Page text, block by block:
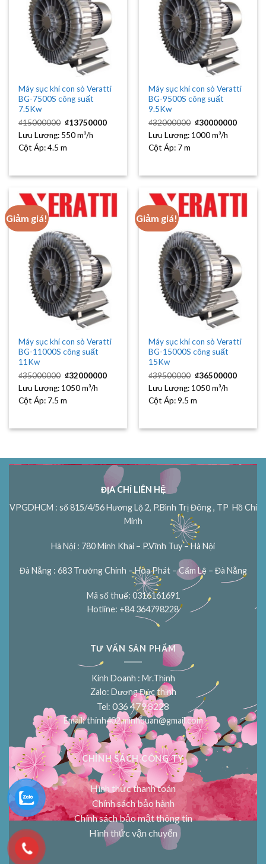
Máy sục khí con sò Veratti
BG-7500S công suất
7.5Kw
₫15000000 Giá
gốc
là:
₫13750000Giá
hiện
₫13750000.
Lưu Lượng: 550 m³/h
Cột Áp:4.5 m
Máy sục khí con sò Veratti
BG-9500S công suất
9.5Kw
₫32000000 Giá
gốc
là:
₫30000000Giá
hiện
Lưu Lượng: 1000 m³/h
Cột Áp: 7 m
Giảm giá!
Máy sục khí con sò Veratti
BG-11000S công suất
11Kw
₫35000000 Giá
gốc
là:
₫32000000Giá
hiện
₫32000000.
Lưu Lượng: 1050 m³/h
Cột Áp: 7.5 m
Giảm giá!
Máy sục khí con sò Veratti
BG-15000S công suất
15Kw
₫39500000 Giá
gốc
là:
₫36500000Giá
hiện
Lưu Lượng: 1050 m³/h
Cột Áp:9.5 m
ĐỊA CHỈ LIÊN HỆ
VPGDHCM : số 815/4/56 Hương Lộ 2, P.Bình Trị Đông , TP Hồ Chí
Minh
Hà Nội : 780 Minh Khai – P.Vĩnh Tuy – Hà Nội
Đà Nẵng : 683 Trường Chinh – Hòa Phát – Cẩm Lệ – Đà Nẵng
Mã số thuế: 0316161691
Hotline: +84 364798228
TƯ VẤN SẢN PHẨM
Kinh Doanh : Mr.Thịnh
Zalo: Dương Đức thịnh
Tel: 036 479 8228
Email:thinh402.minhquan@gmail.com
CHÍNH SÁCH CÔNG TY
Hình thức thanh toán
Chính sách bảo hành
Chính sách bảo mật thông tin
Hình thức vận chuyển